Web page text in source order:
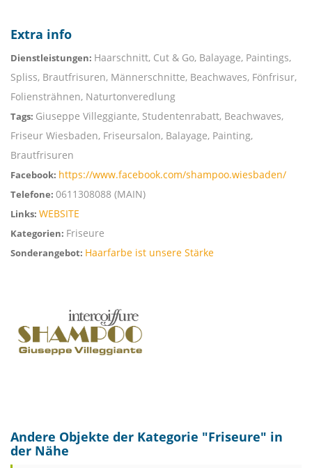
Extra info
Dienstleistungen: Haarschnitt, Cut & Go, Balayage, Paintings,
Spliss, Brautfrisuren, Männerschnitte, Beachwaves, Fönfrisur,
Foliensträhnen, Naturtonveredlung
Tags: Giuseppe Villeggiante, Studentenrabatt, Beachwaves,
Friseur Wiesbaden, Friseursalon, Balayage, Painting,
Brautfrisuren
Facebook: https://www.facebook.com/shampoo.wiesbaden/
Telefone: 0611308088 (MAIN)
Links: WEBSITE
Kategorien: Friseure
Sonderangebot: Haarfarbe ist unsere Stärke
Andere Objekte der Kategorie "Friseure" in
der Nähe